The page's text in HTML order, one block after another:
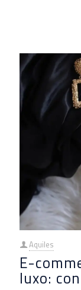
Aquiles
E-
luxo: